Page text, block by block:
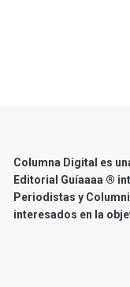
Columna Digital es
Editorial Guíaaaa ®
Periodistas y
interesados en la